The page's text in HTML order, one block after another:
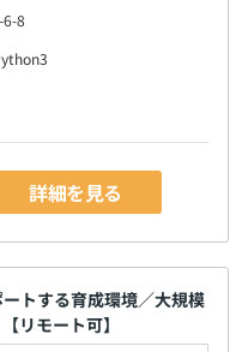
8
詳細を見る
トする育成環境／大規模
リモート可】